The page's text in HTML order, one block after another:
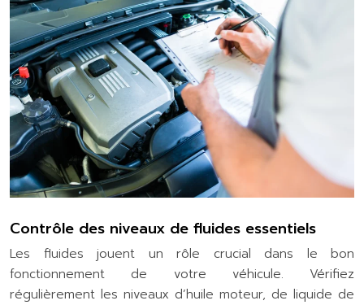
Contrôle des niveaux de fluides essentiels
Les fluides jouent un rôle crucial dans le bon
fonctionnement de votre véhicule. Vérifiez
régulièrement les niveaux d’huile moteur, de liquide de